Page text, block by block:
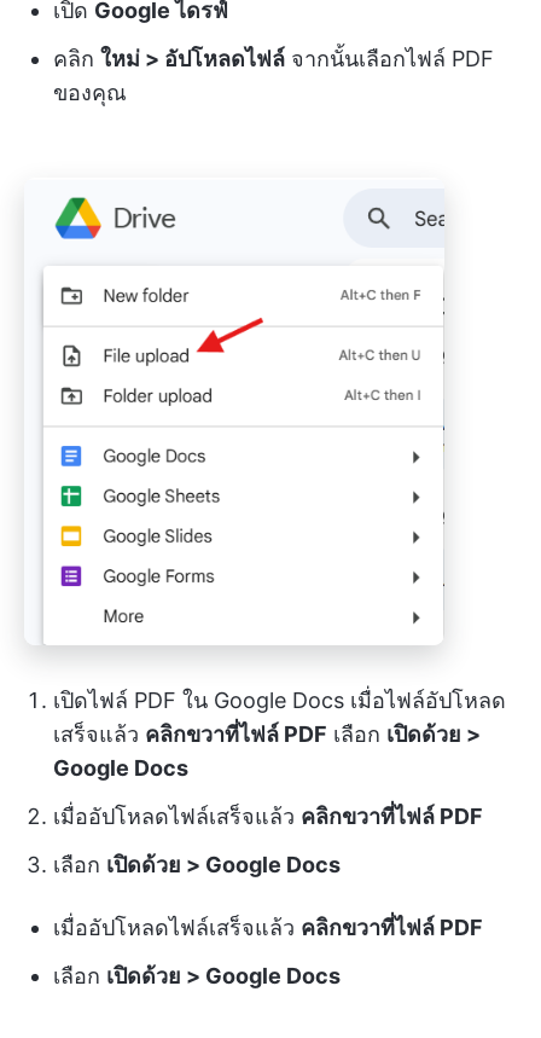
เปิด Google ไดรฟ์
คลิก ใหม่ > อัปโหลดไฟล์ จากนั้นเลือกไฟล์ PDF
ของคุณ
เปิดไฟล์ PDF ใน Google Docs เมื่อไฟล์อัปโหลด
เสร็จแล้ว คลิกขวาที่ไฟล์ PDF เลือก เปิดด้วย >
Google Docs
เมื่ออัปโหลดไฟล์เสร็จแล้ว คลิกขวาที่ไฟล์ PDF
เลือก เปิดด้วย > Google Docs
เมื่ออัปโหลดไฟล์เสร็จแล้ว คลิกขวาที่ไฟล์ PDF
เลือก เปิดด้วย > Google Docs